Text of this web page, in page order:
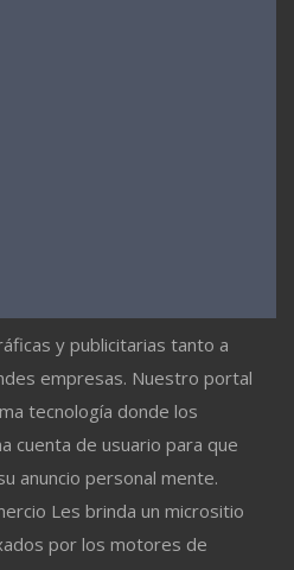
y publicitarias tanto a
empresas. Nuestro portal
tecnología donde los
cuenta de usuario para que
anuncio personal mente.
Les brinda un micrositio
por los motores de